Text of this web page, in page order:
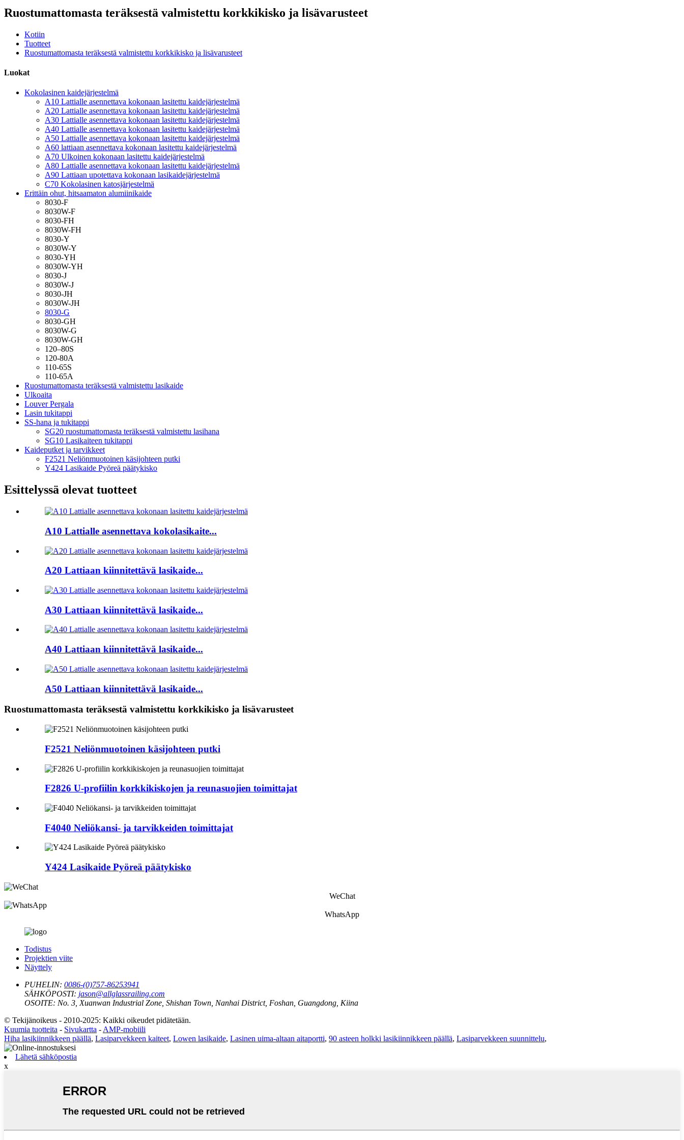
Ruostumattomasta teräksestä valmistettu korkkikisko ja lisävarusteet
Kotiin
Tuotteet
Ruostumattomasta teräksestä valmistettu korkkikisko ja lisävarusteet
Luokat
Kokolasinen kaidejärjestelmä
A10 Lattialle asennettava kokonaan lasitettu kaidejärjestelmä
A20 Lattialle asennettava kokonaan lasitettu kaidejärjestelmä
A30 Lattialle asennettava kokonaan lasitettu kaidejärjestelmä
A40 Lattialle asennettava kokonaan lasitettu kaidejärjestelmä
A50 Lattialle asennettava kokonaan lasitettu kaidejärjestelmä
A60 lattiaan asennettava kokonaan lasitettu kaidejärjestelmä
A70 Ulkoinen kokonaan lasitettu kaidejärjestelmä
A80 Lattialle asennettava kokonaan lasitettu kaidejärjestelmä
A90 Lattiaan upotettava kokonaan lasikaidejärjestelmä
C70 Kokolasinen katosjärjestelmä
Erittäin ohut, hitsaamaton alumiinikaide
8030-F
8030W-F
8030-FH
8030W-FH
8030-Y
8030W-Y
8030-YH
8030W-YH
8030-J
8030W-J
8030-JH
8030W-JH
8030-G
8030-GH
8030W-G
8030W-GH
120–80S
120-80A
110-65S
110-65A
Ruostumattomasta teräksestä valmistettu lasikaide
Ulkoaita
Louver Pergala
Lasin tukitappi
SS-hana ja tukitappi
SG20 ruostumattomasta teräksestä valmistettu lasihana
SG10 Lasikaiteen tukitappi
Kaideputket ja tarvikkeet
F2521 Neliönmuotoinen käsijohteen putki
Y424 Lasikaide Pyöreä päätykisko
Esittelyssä olevat tuotteet
A10 Lattialle asennettava kokolasikaite...
A20 Lattiaan kiinnitettävä lasikaide...
A30 Lattiaan kiinnitettävä lasikaide...
A40 Lattiaan kiinnitettävä lasikaide...
A50 Lattiaan kiinnitettävä lasikaide...
Ruostumattomasta teräksestä valmistettu korkkikisko ja lisävarusteet
F2521 Neliönmuotoinen käsijohteen putki
F2826 U-profiilin korkkikiskojen ja reunasuojien toimittajat
F4040 Neliökansi- ja tarvikkeiden toimittajat
Y424 Lasikaide Pyöreä päätykisko
WeChat
WhatsApp
Todistus
Projektien viite
Näyttely
PUHELIN: 0086-(0)757-86253941
SÄHKÖPOSTI: jason@allglassrailing.com
OSOITE: No. 3, Xuanwan Industrial Zone, Shishan Town, Nanhai District, Foshan, Guangdong, Kiina
© Tekijänoikeus - 2010-2025: Kaikki oikeudet pidätetään.
Kuumia tuotteita - Sivukartta - AMP-mobiili
Hiha lasikiinnikkeen päällä, Lasiparvekkeen kaiteet, Lowen lasikaide, Lasinen uima-altaan aitaportti, 90 asteen holkki lasikiinnikkeen päällä, Lasiparvekkeen suunnittelu,
Lähetä sähköpostia
x